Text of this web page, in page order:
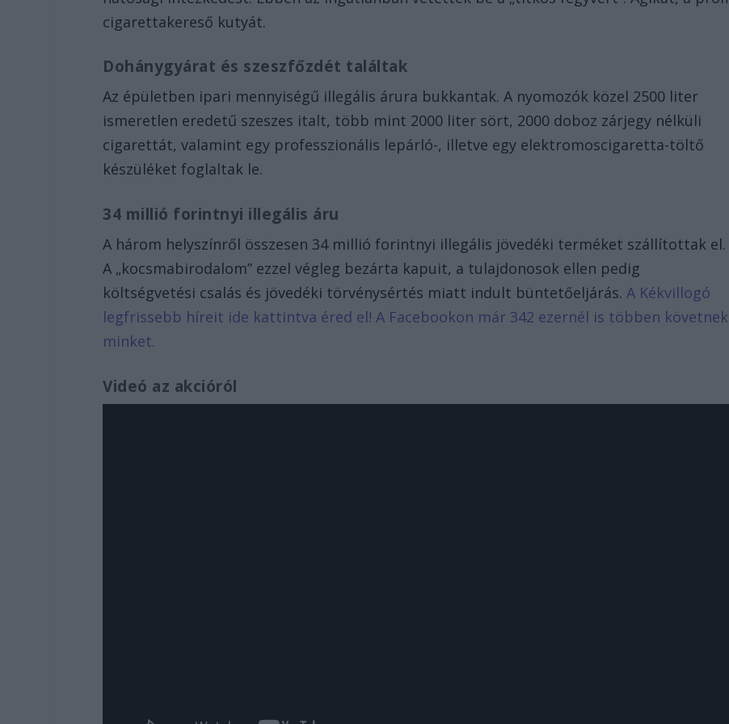
cigarettakereső kutyát.
Dohánygyárat és szeszfőzdét találtak
Az épületben ipari mennyiségű illegális árura bukkantak. A nyomozók közel 2500 liter
ismeretlen eredetű szeszes italt, több mint 2000 liter sört, 2000 doboz zárjegy nélküli
cigarettát, valamint egy professzionális lepárló-, illetve egy elektromoscigaretta-töltő
készüléket foglaltak le.
34 millió forintnyi illegális áru
A három helyszínről összesen 34 millió forintnyi illegális jövedéki terméket szállítottak el.
A „kocsmabirodalom” ezzel végleg bezárta kapuit, a tulajdonosok ellen pedig
költségvetési csalás és jövedéki törvénysértés miatt indult büntetőeljárás.A Kékvillogó
legfrissebb híreit ide kattintva éred el! A Facebookon már 342 ezernél is többen követnek
minket.
Videó az akcióról